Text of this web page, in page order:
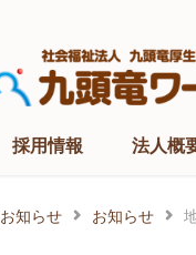
採用情報 法人概
お知らせ お知らせ